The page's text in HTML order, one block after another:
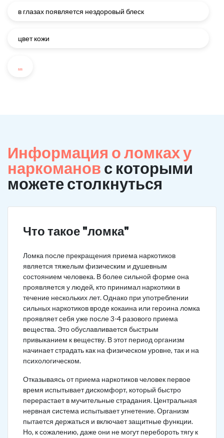
в глазах появляется нездоровый блеск
цвет кожи
...
Информация о ломках у
наркоманов с которыми
можете столкнуться
Что такое "ломка"
Ломка после прекращения приема наркотиков
является тяжелым физическим и душевным
состоянием человека. В более сильной форме она
проявляется у людей, кто принимал наркотики в
течение нескольких лет. Однако при употреблении
сильных наркотиков вроде кокаина или героина ломка
проявляет себя уже после 3-4 разового приема
вещества. Это обуславливается быстрым
привыканием к веществу. В этот период организм
начинает страдать как на физическом уровне, так и на
психологическом.
Отказываясь от приема наркотиков человек первое
время испытывает дискомфорт, который быстро
перерастает в мучительные страдания. Центральная
нервная система испытывает угнетение. Организм
пытается держаться и включает защитные функции.
Но, к сожалению, даже они не могут перебороть тягу к